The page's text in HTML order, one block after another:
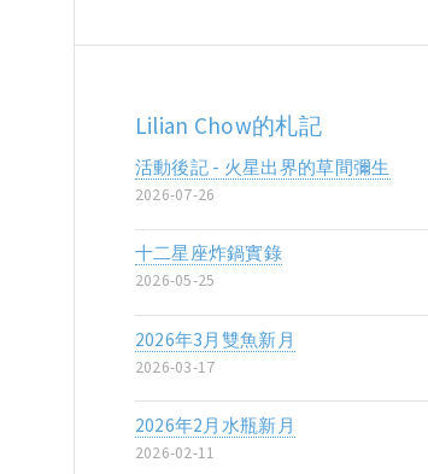
Lilian Chow的札記
活動後記 - 火星出界的草間彌生
2026-07-26
十二星座炸鍋實錄
2026-05-25
2026年3月雙魚新月
2026-03-17
2026年2月水瓶新月
2026-02-11